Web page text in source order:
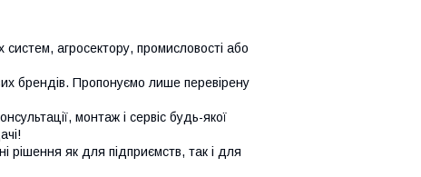
систем, агросектору, промисловості або
брендів. Пропонуємо лише перевірену
монтаж і сервіс будь-якої
рішення як для підприємств, так і для